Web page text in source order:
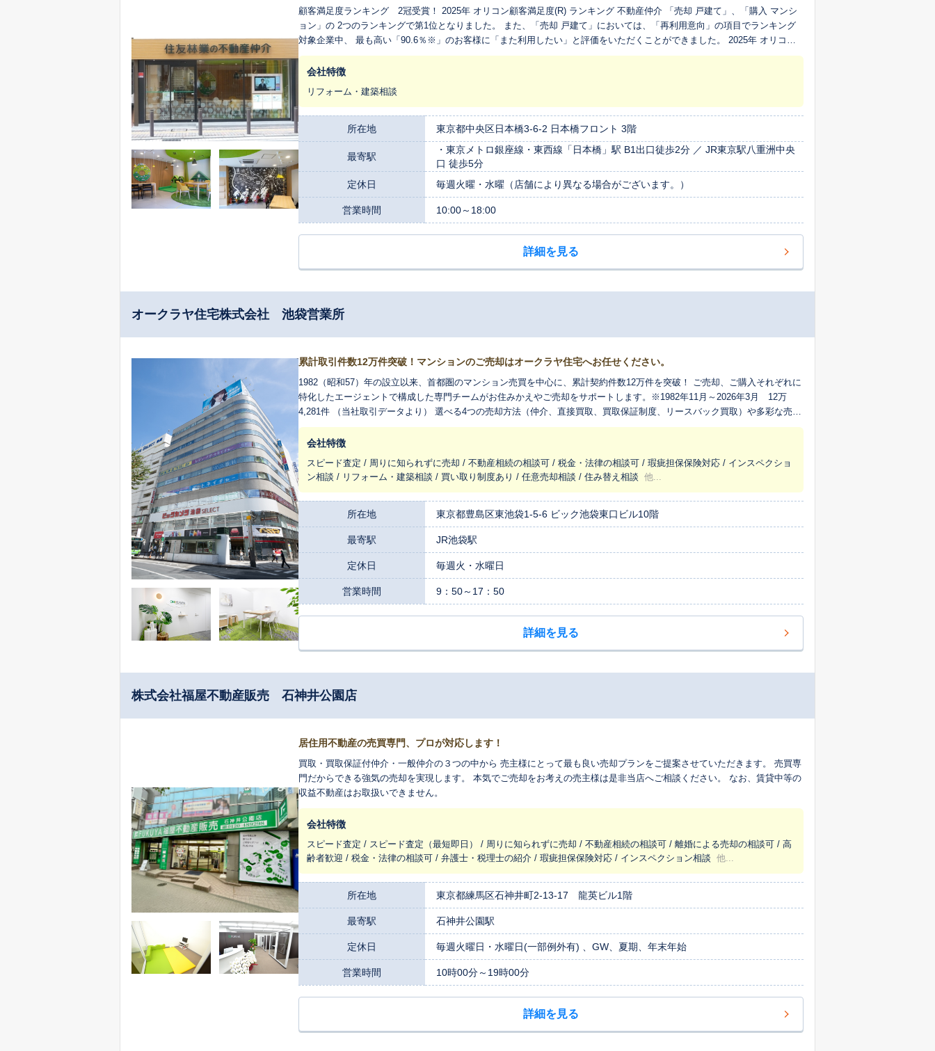
顧客満足度ランキング 2冠受賞！ 2025年 オリコン顧客満足度(R) ランキング 不動産仲介 「売却 戸建て」、「購入 マンシ
ョン」の 2つのランキングで第1位となりました。 また、「売却 戸建て」においては、「再利用意向」の項目でランキング
対象企業中、 最も高い「90.6％※」のお客様に「また利用したい」と評価をいただくことができました。 2025年 オリコン
顧客満足度(R)ランキング 不動産仲介 売却 戸建て 再利用意向90.6％※ ※当調査における「どの程度その企業のサービスを再
利用したいか」について 回答者からの評価を4 段階にまとめ、その結果から算出した割合です。
会社特徴
リフォーム・建築相談
所在地 東京都中央区日本橋3-6-2 日本橋フロント 3階
最寄駅
・東京メトロ銀座線・東西線「日本橋」駅 B1出口徒歩2分 ／ JR東京駅八重洲中央
口 徒歩5分
定休日
毎週火曜・水曜（店舗により異なる場合がございます。）
営業時間 10:00～18:00
詳細を見る
オークラヤ住宅株式会社 池袋営業所
累計取引件数12万件突破！マンションのご売却はオークラヤ住宅へお任せください。
1982（昭和57）年の設立以来、首都圏のマンション売買を中心に、累計契約件数12万件を突破！ ご売却、ご購入それぞれに
特化したエージェントで構成した専門チームがお住みかえやご売却をサポートします。※1982年11月～2026年3月 12万
4,281件 （当社取引データより） 選べる4つの売却方法（仲介、直接買取、買取保証制度、リースバック買取）や多彩な売却
サポートサービスで、お客さまお一人おひとりに合ったご売却方法をご提案いたします。※適用条件がございます。
会社特徴
スピード査定 / 周りに知られずに売却 / 不動産相続の相談可 / 税金・法律の相談可 / 瑕疵担保保険対応 / インスペクショ
ン相談 / リフォーム・建築相談 / 買い取り制度あり / 任意売却相談 / 住み替え相談 他...
所在地 東京都豊島区東池袋1-5-6 ビック池袋東口ビル10階
最寄駅 JR池袋駅
定休日 毎週火・水曜日
営業時間 9：50～17：50
詳細を見る
株式会社福屋不動産販売 石神井公園店
居住用不動産の売買専門、プロが対応します！
買取・買取保証付仲介・一般仲介の３つの中から 売主様にとって最も良い売却プランをご提案させていただきます。 売買専
門だからできる強気の売却を実現します。 本気でご売却をお考えの売主様は是非当店へご相談ください。 なお、賃貸中等の
収益不動産はお取扱いできません。
会社特徴
スピード査定 / スピード査定（最短即日） / 周りに知られずに売却 / 不動産相続の相談可 / 離婚による売却の相談可 / 高
齢者歓迎 / 税金・法律の相談可 / 弁護士・税理士の紹介 / 瑕疵担保保険対応 / インスペクション相談 他...
所在地 東京都練馬区石神井町2-13-17 龍英ビル1階
最寄駅 石神井公園駅
定休日 毎週火曜日・水曜日(一部例外有) 、GW、夏期、年末年始
営業時間 10時00分～19時00分
詳細を見る